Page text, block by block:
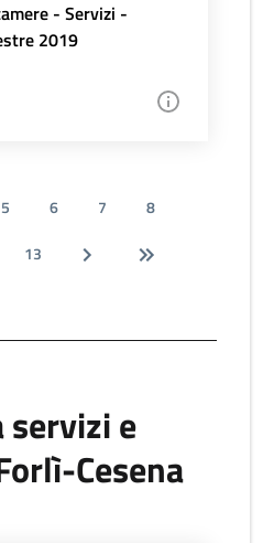
- Servizi -
2019
5 6 7
8
13
e
Cesena